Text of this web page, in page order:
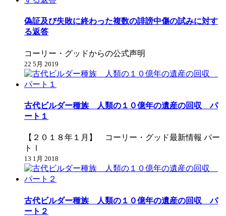
偽証及び失敗に終わった複数の誹謗中傷の試みに対す
る返答
コーリー・グッドからの公式声明
22 5月 2019
古代ビルダー種族 人類の１０億年の遺産の回収 パ
ート１
【２０１８年１月】 コーリー・グッド最新情報 パー
トⅠ
13 1月 2018
古代ビルダー種族 人類の１０億年の遺産の回収 パ
ート２